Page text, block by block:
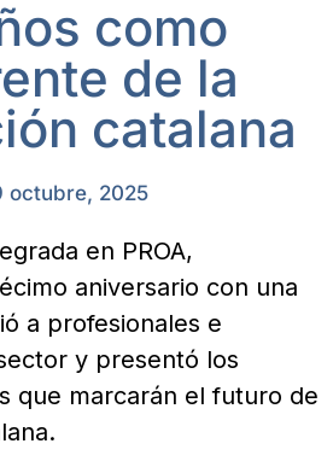
como
de la
catalana
octubre, 2025
en PROA,
aniversario con una
a profesionales e
y presentó los
que marcarán el futuro de